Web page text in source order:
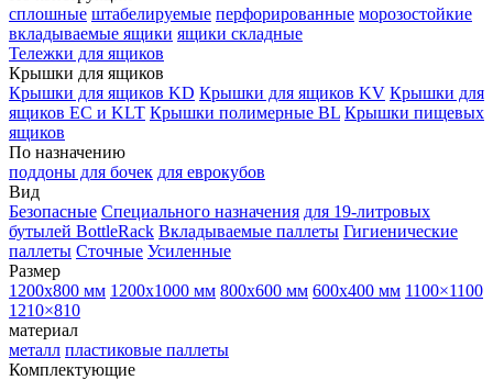
сплошные штабелируемые перфорированные морозостойкие
вкладываемые ящики ящики складные
Тележки для ящиков
Крышки для ящиков
Крышки для ящиков KD Крышки для ящиков KV Крышки для
ящиков EC и KLT Крышки полимерные BL Крышки пищевых
ящиков
По назначению
поддоны для бочек для еврокубов
Вид
Безопасные Специального назначения для 19-литровых
бутылей BottleRack Вкладываемые паллеты Гигиенические
паллеты Сточные Усиленные
Размер
1200х800 мм 1200х1000 мм 800х600 мм 600х400 мм 1100×1100
1210×810
материал
металл пластиковые паллеты
Комплектующие